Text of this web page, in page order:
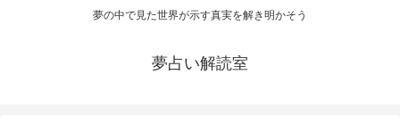
夢の中で見た世界が示す真実を解き明かそう
夢占い解読室